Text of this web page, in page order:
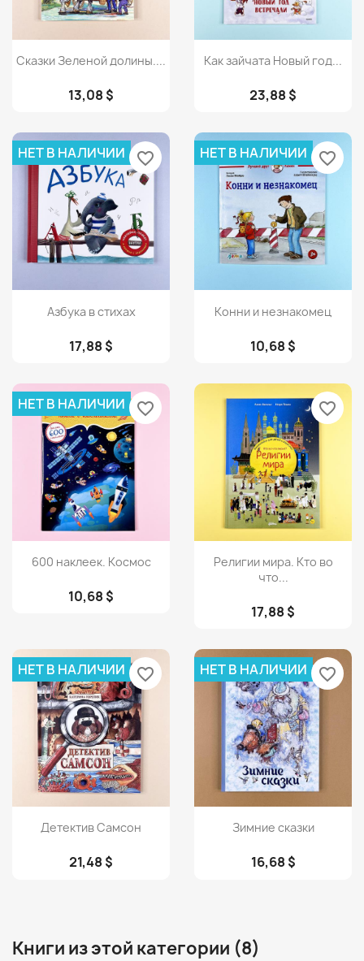
Просмотр
Сказки Зеленой долины....
13,08 $
Просмотр
Как зайчата Новый год...
23,88 $
Просмотр
Азбука в стихах
17,88 $
НЕТ В НАЛИЧИИ favorite_border
Просмотр
Конни и незнакомец
10,68 $
НЕТ В НАЛИЧИИ favorite_border
Просмотр
600 наклеек. Космос
10,68 $
НЕТ В НАЛИЧИИ favorite_border
Просмотр
Религии мира. Кто во
что...
17,88 $
favorite_border
Просмотр
Детектив Самсон
21,48 $
НЕТ В НАЛИЧИИ favorite_border
Просмотр
Зимние сказки
16,68 $
НЕТ В НАЛИЧИИ favorite_border
Книги из этой категории (8)